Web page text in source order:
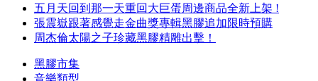
五月天回到那一天重回大巨蛋周邊商品全新上架 !
張震嶽跟著感覺走金曲獎專輯黑膠追加限時預購
周杰倫太陽之子珍藏黑膠精雕出擊！
黑膠市集
音樂類型